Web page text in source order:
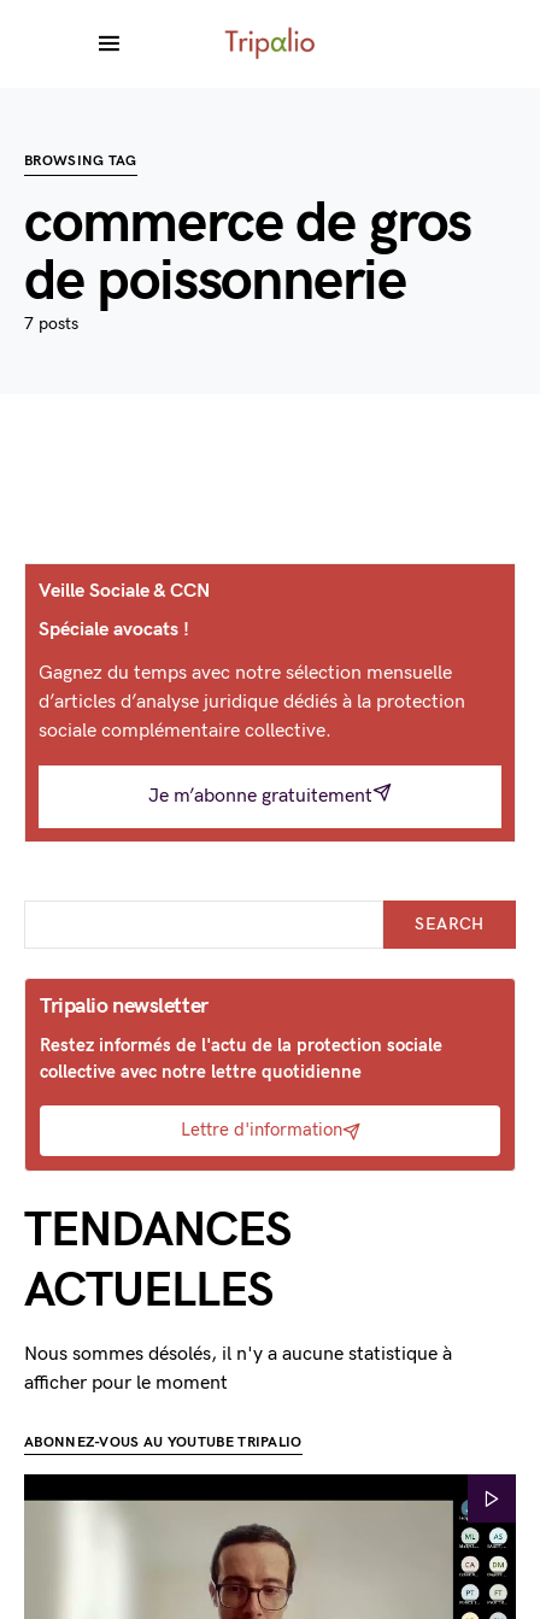
BROWSING TAG
commerce de gros
de poissonnerie
7 posts
Veille Sociale & CCN
Spéciale avocats !
Gagnez du temps avec notre sélection mensuelle
d’articles d’analyse juridique dédiés à la protection
sociale complémentaire collective.
Je m’abonne gratuitement
SEARCH
Tripalio newsletter
Restez informés de l'actu de la protection sociale
collective avec notre lettre quotidienne
Lettre d'information
TENDANCES
ACTUELLES
Nous sommes désolés, il n'y a aucune statistique à
afficher pour le moment
ABONNEZ-VOUS AU YOUTUBE TRIPALIO